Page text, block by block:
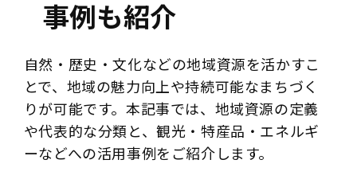
事例も紹介
自然・歴史・文化などの地域資源を活かすこ
とで、地域の魅力向上や持続可能なまちづく
りが可能です。本記事では、地域資源の定義
や代表的な分類と、観光・特産品・エネルギ
ーなどへの活用事例をご紹介します。